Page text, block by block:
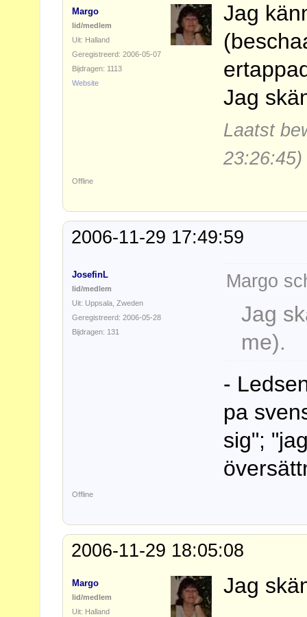
Margo
lid/medlem
Uit: Halland
Geregistreerd: 2006-05-07
Bijdragen: 1113
Website
Jag
Jag
Laatst
23:26:45)
Offline
2006-11-29 17:49:59
JosefinL
lid/medlem
Uit: Uppsala, Zweden
Geregistreerd: 2006-05-28
Bijdragen: 131
Margo
Jag
me).
-
pa
sig";
Offline
2006-11-29 18:05:08
Margo
lid/medlem
Uit: Halland
Jag